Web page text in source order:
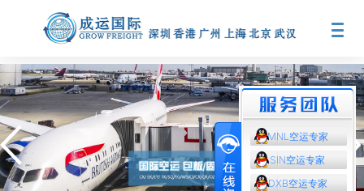
MNL空运专家
SIN空运专家
DXB空运专家